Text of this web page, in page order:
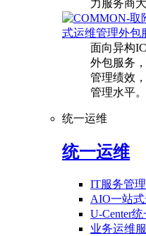
力服务商大
式运维管理外包
面向异构
外包服务
管理绩效
管理水平。
统一运维
统一运维
IT服务管
AIO一站
U-Center
业务运维